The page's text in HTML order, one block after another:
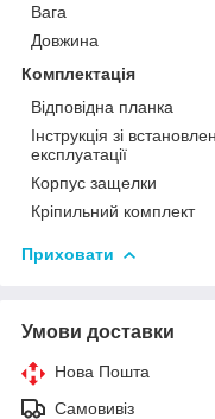
Вага
Довжина
Комплектація
Відповідна планка
Інструкція зі
експлуатації
Корпус защелки
Кріпильний комплект
Приховати
Умови доставки
Нова Пошта
Самовивіз